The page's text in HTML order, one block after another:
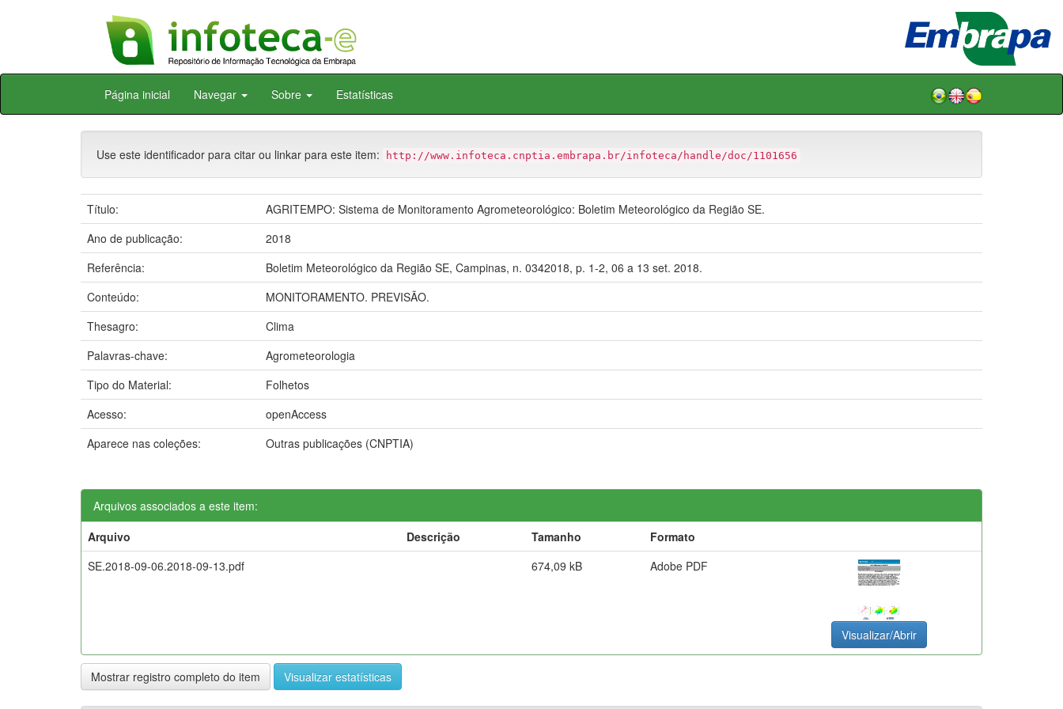
Skip
Página inicial Navegar Sobre Estatísticas
Use este identificador para citar ou linkar para este item: http://www.infoteca.cnptia.embrapa.br/infoteca/handle/doc/1101656
Título:
AGRITEMPO: Sistema de Monitoramento Agrometeorológico: Boletim Meteorológico da Região SE.
Ano de publicação:
2018
Referência:
Boletim Meteorológico da Região SE, Campinas, n. 0342018, p. 1-2, 06 a 13 set. 2018.
Conteúdo:
MONITORAMENTO. PREVISÃO.
Thesagro:
Clima
Palavras-chave:
Agrometeorologia
Tipo do Material:
Folhetos
Acesso:
openAccess
Aparece nas coleções:
Outras publicações (CNPTIA)
Arquivos associados a este item:
Arquivo
Descrição Tamanho
Formato
SE.2018-09-06.2018-09-13.pdf
674,09 kB Adobe PDF
Visualizar/Abrir
Mostrar registro completo do item Visualizar estatísticas